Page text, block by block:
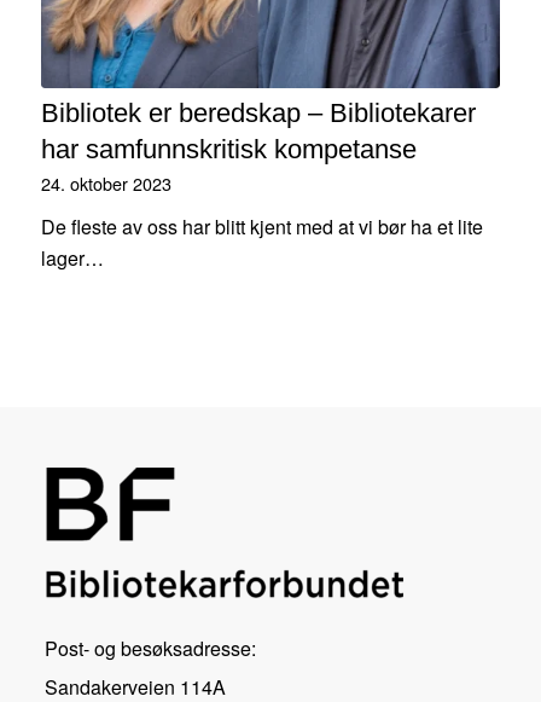
Bibliotek er beredskap – Bibliotekarer
har samfunnskritisk kompetanse
24. oktober 2023
De fleste av oss har blitt kjent med at vi bør ha et lite
lager…
Post- og besøksadresse:
Sandakerveien 114A